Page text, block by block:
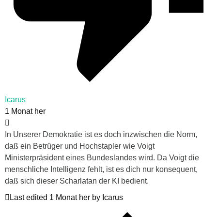
Icarus
1 Monat her
In Unserer Demokratie ist es doch inzwischen die Norm,
daß ein Betrüger und Hochstapler wie Voigt
Ministerpräsident eines Bundeslandes wird. Da Voigt die
menschliche Intelligenz fehlt, ist es dich nur konsequent,
daß sich dieser Scharlatan der KI bedient.
Last edited 1 Monat her by Icarus